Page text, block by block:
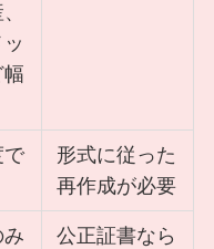
で
形式に従った
再作成が必要
み
公正証書なら